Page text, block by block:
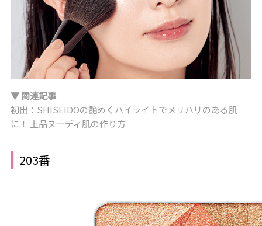
▼ 関連記事
初出：SHISEIDOの艶めくハイライトでメリハリのある肌
に！ 上品ヌーディ肌の作り方
203番